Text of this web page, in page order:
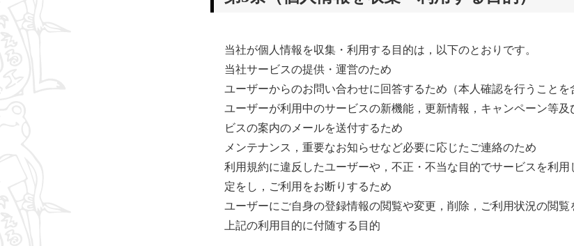
当社が個人情報を収集・利用する目的は，以下のとおりです。
当社サービスの提供・運営のため
ユーザーからのお問い合わせに回答するため（本人確認を行うことを
ユーザーが利用中のサービスの新機能，更新情報，キャンペーン等
ビスの案内のメールを送付するため
メンテナンス，重要なお知らせなど必要に応じたご連絡のため
利用規約に違反したユーザーや，不正・不当な目的でサービスを利
定をし，ご利用をお断りするため
ユーザーにご自身の登録情報の閲覧や変更，削除，ご利用状況の閲
上記の利用目的に付随する目的